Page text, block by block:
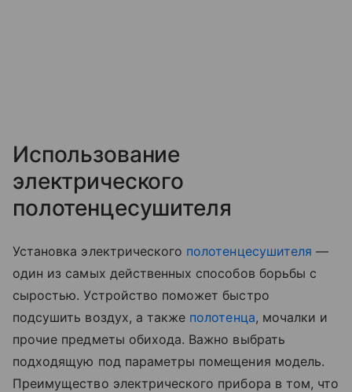
Использование
электрического
полотенцесушителя
Установка электрического полотенцесушителя —
один из самых действенных способов борьбы с
сыростью. Устройство поможет быстро
подсушить воздух, а также полотенца, мочалки и
прочие предметы обихода. Важно выбрать
подходящую под параметры помещения модель.
Преимущество электрического прибора в том, что